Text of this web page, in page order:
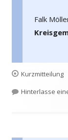
Falk
Format
Kurzmitteilung
Hinterlasse